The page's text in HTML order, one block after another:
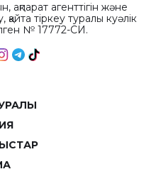
агенттігін және
тіркеу туралы куәлік
№ 17772-СИ.